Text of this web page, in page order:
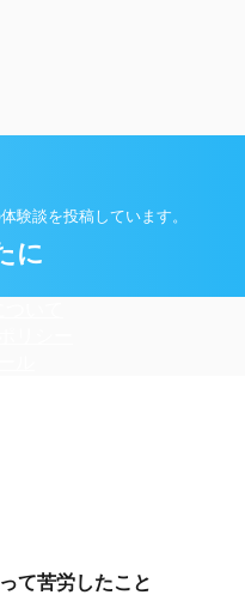
験談を投稿しています。
に
て苦労したこと